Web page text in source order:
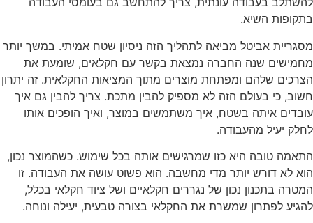
בתקופות השיא.
מסגריית אביטל מביאה לתהליך הזה ניסיון שטח אמיתי. במשך יותר
מחמישים שנה החברה נמצאת בקשר עם חקלאים, שומעת את
הצרכים שלהם ומפתחת מוצרים מתוך המציאות החקלאית. זה יתרון
חשוב, כי בעולם הזה לא מספיק להבין מתכת. צריך להבין גם איך
עובדים איתה בשטח, איך משתמשים במוצר, ואיך הופכים אותו
לחלק יעיל מהעבודה.
התאמה טובה היא כזו שמרגישים אותה בכל שימוש. כשהמוצר נכון,
הוא לא דורש יותר מדי מחשבה. הוא פשוט עושה את העבודה. זו
המטרה בתכנון נכון של נגררים חקלאיים ושל ציוד חקלאי בכלל,
להגיע לפתרון שמשרת את החקלאי בצורה טבעית, יעילה ונוחה.